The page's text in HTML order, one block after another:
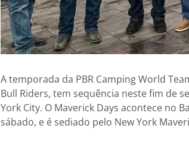
A temporada da PBR Camping World
Bull Riders, tem sequência neste fim de
York City. O Maverick Days acontece no
sábado, e é sediado pelo New York